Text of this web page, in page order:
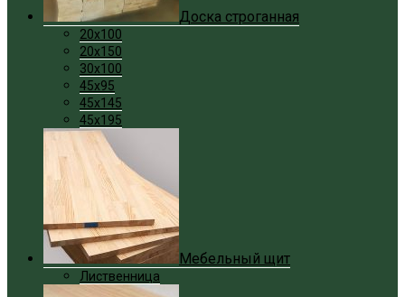
Доска строганная
20x100
20x150
30x100
45x95
45x145
45x195
Мебельный щит
Лиственница